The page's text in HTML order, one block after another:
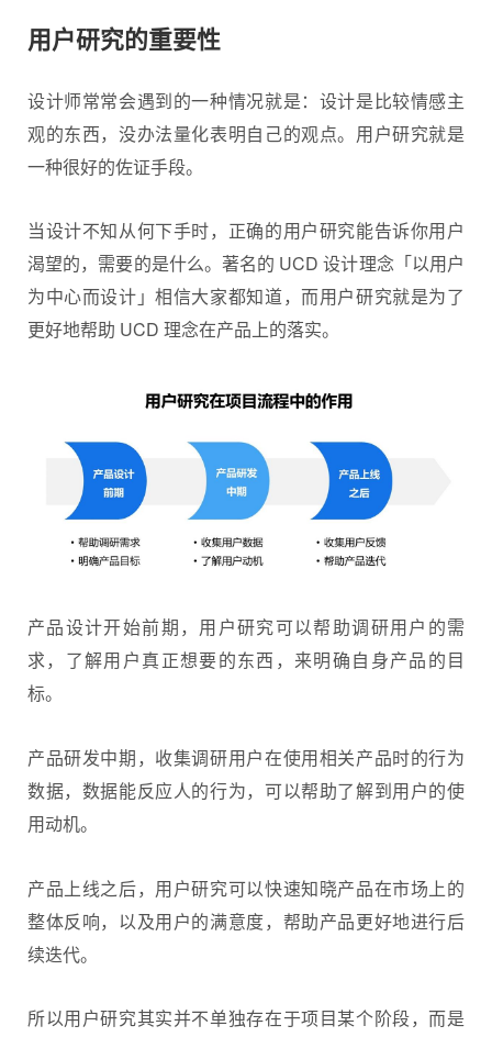
用户研究的重要性
设计师常常会遇到的一种情况就是：设计是比较情感主
观的东西，没办法量化表明自己的观点。用户研究就是
一种很好的佐证手段。
当设计不知从何下手时，正确的用户研究能告诉你用户
渴望的，需要的是什么。著名的 UCD 设计理念「以用户
为中心而设计」相信大家都知道，而用户研究就是为了
更好地帮助 UCD 理念在产品上的落实。
产品设计开始前期，用户研究可以帮助调研用户的需
求，了解用户真正想要的东西，来明确自身产品的目
标。
产品研发中期，收集调研用户在使用相关产品时的行为
数据，数据能反应人的行为，可以帮助了解到用户的使
用动机。
产品上线之后，用户研究可以快速知晓产品在市场上的
整体反响，以及用户的满意度，帮助产品更好地进行后
续迭代。
所以用户研究其实并不单独存在于项目某个阶段，而是